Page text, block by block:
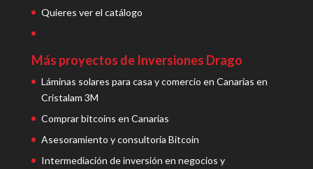
Quieres ver el catálogo
Más proyectos de Inversiones Drago
Láminas solares para casa y comercio en Canarias en
Cristalam 3M
Comprar bitcoins en Canarias
Asesoramiento y consultoría Bitcoin
Intermediación de inversión en negocios y